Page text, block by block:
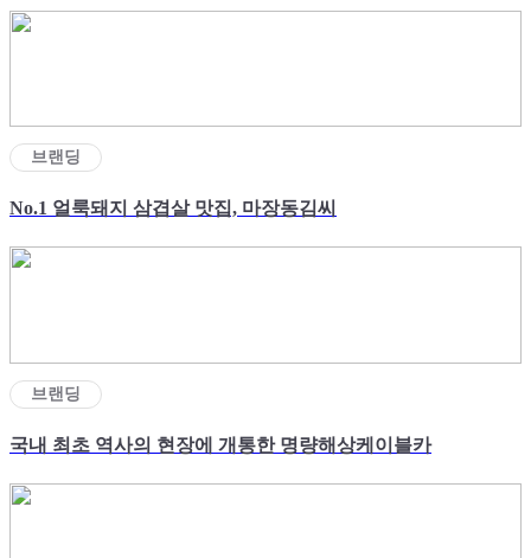
브랜딩
No.1 얼룩돼지 삼겹살 맛집, 마장동김씨
브랜딩
국내 최초 역사의 현장에 개통한 명량해상케이블카